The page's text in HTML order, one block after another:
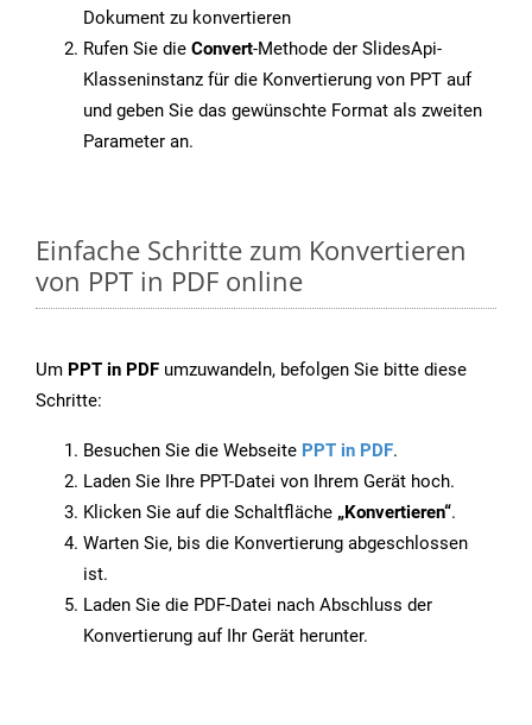
Dokument zu konvertieren
Rufen Sie die Convert-Methode der SlidesApi-
Klasseninstanz für die Konvertierung von PPT auf
und geben Sie das gewünschte Format als zweiten
Parameter an.
Einfache Schritte zum Konvertieren
von PPT in PDF online
Um PPT in PDF umzuwandeln, befolgen Sie bitte diese
Schritte:
Besuchen Sie die Webseite PPT in PDF.
Laden Sie Ihre PPT-Datei von Ihrem Gerät hoch.
Klicken Sie auf die Schaltfläche „Konvertieren“.
Warten Sie, bis die Konvertierung abgeschlossen
ist.
Laden Sie die PDF-Datei nach Abschluss der
Konvertierung auf Ihr Gerät herunter.